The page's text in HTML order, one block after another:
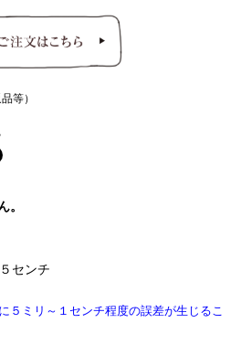
等）
。
センチ
５ミリ～１センチ程度の誤差が生じるこ